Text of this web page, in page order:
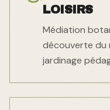
LOISIRS
Médiation
découverte du
jardinage